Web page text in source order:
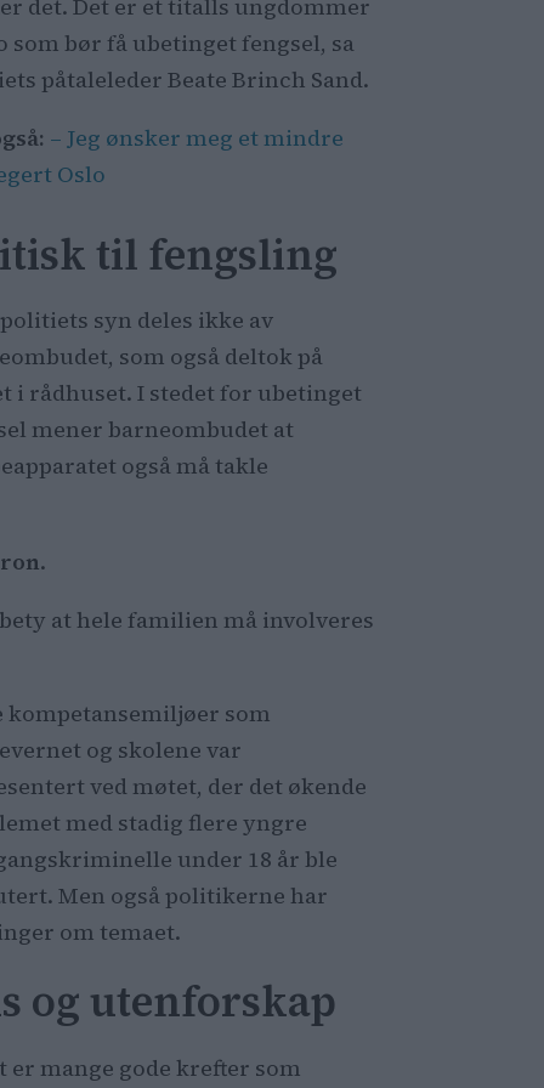
det. Det er et titalls ungdommer
som bør få ubetinget fengsel, sa
påtaleleder Beate Brinch Sand.
– Jeg ønsker meg et mindre
Oslo
til fengsling
syn deles ikke av
som også deltok på
i rådhuset. I stedet for ubetinget
mener barneombudet at
også må takle
.
at hele familien må involveres
kompetansemiljøer som
og skolene var
ved møtet, der det økende
med stadig flere yngre
under 18 år ble
Men også politikerne har
om temaet.
og utenforskap
er mange gode krefter som